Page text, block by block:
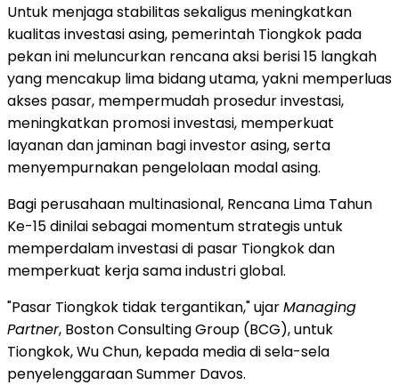
Untuk menjaga stabilitas sekaligus meningkatkan
kualitas investasi asing, pemerintah Tiongkok pada
pekan ini meluncurkan rencana aksi berisi 15 langkah
yang mencakup lima bidang utama, yakni memperluas
akses pasar, mempermudah prosedur investasi,
meningkatkan promosi investasi, memperkuat
layanan dan jaminan bagi investor asing, serta
menyempurnakan pengelolaan modal asing.
Bagi perusahaan multinasional, Rencana Lima Tahun
Ke-15 dinilai sebagai momentum strategis untuk
memperdalam investasi di pasar Tiongkok dan
memperkuat kerja sama industri global.
"Pasar Tiongkok tidak tergantikan," ujarManaging
Partner, Boston Consulting Group (BCG), untuk
Tiongkok, Wu Chun, kepada media di sela-sela
penyelenggaraan Summer Davos.